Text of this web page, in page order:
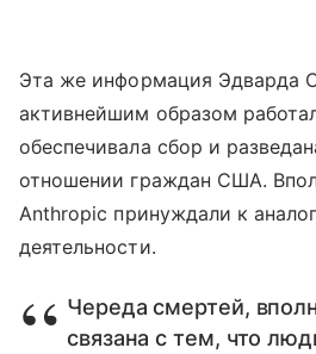
Эта же информация Эдварда
активнейшим образом
обеспечивала сбор и
отношении граждан США.
Anthropic принуждали к
деятельности.
Череда смертей,
связана с тем, что